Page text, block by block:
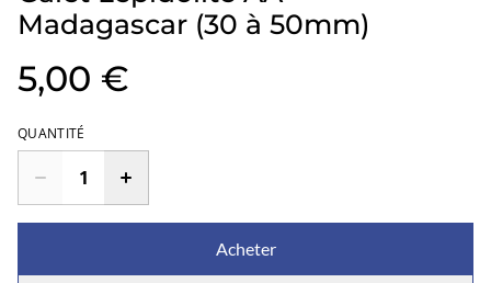
Madagascar (30 à 50mm)
5,00 €
QUANTITÉ
Acheter